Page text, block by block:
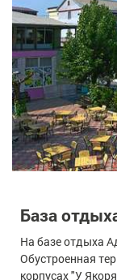
База
На базе отдыха
Обустроенная
корпусах "У